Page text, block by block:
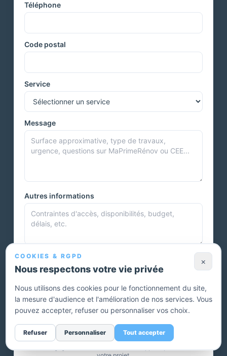
Téléphone
Code postal
Service
Message
Autres informations
Photos et documents
Vous pouvez joindre plusieurs photos ou autres documents.
Envoyer ma demande — devis gratuit
COOKIES & RGPD
Nous respectons votre vie privée
×
Nous utilisons des cookies pour le fonctionnement du site,
la mesure d'audience et l'amélioration de nos services. Vous
pouvez accepter, refuser ou personnaliser vos choix.
Refuser Personnaliser Tout accepter